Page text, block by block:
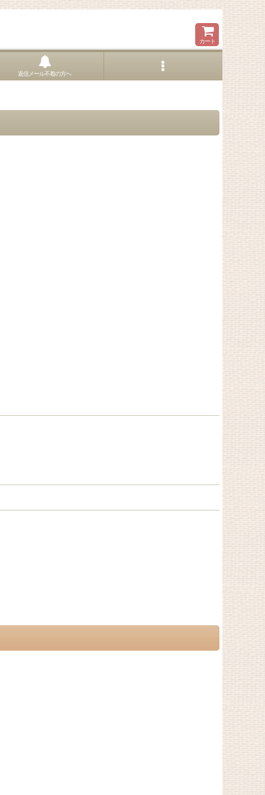
カート
返信メール不着の方へ